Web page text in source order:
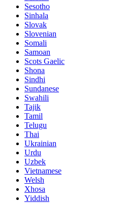
Sesotho
Sinhala
Slovak
Slovenian
Somali
Samoan
Scots Gaelic
Shona
Sindhi
Sundanese
Swahili
Tajik
Tamil
Telugu
Thai
Ukrainian
Urdu
Uzbek
Vietnamese
Welsh
Xhosa
Yiddish